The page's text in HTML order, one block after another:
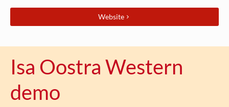
Website
Isa Oostra Western
demo